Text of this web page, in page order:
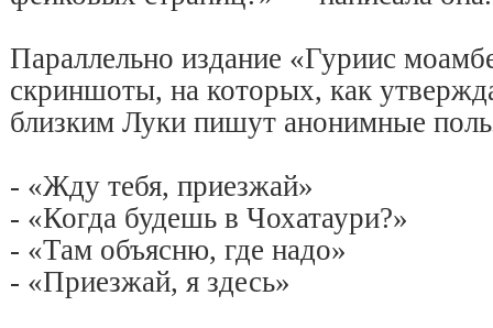
Параллельно издание «Гуриис
скриншоты, на которых, как
близким Луки пишут анонимные
- «Жду тебя, приезжай»
- «Когда будешь в Чохатаури?»
- «Там объясню, где надо»
- «Приезжай, я здесь»